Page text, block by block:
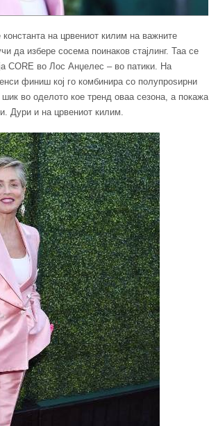
на црвениот килим на важните
да избере сосема поинаков стајлинг. Таа се
CORE во Лос Анџелес – во патики. На
финиш кој го комбинира со полупроѕирни
во оделото кое тренд оваа сезона, а покажа
Дури и на црвениот килим.